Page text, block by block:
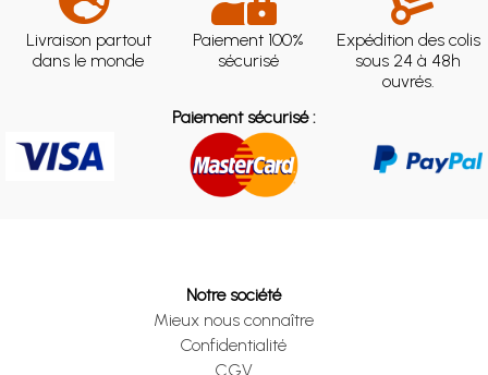
Livraison partout
dans le monde
Paiement 100%
sécurisé
Expédition des colis
sous 24 à 48h
ouvrés.
Paiement sécurisé :
Notre société
Mieux nous connaître
Confidentialité
CGV